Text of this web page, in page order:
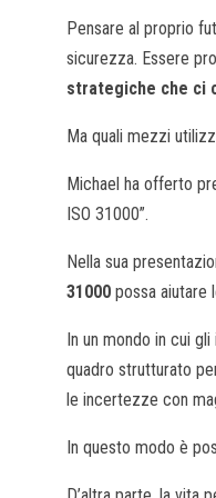
Pensare al proprio
sicurezza. Essere
strategiche che ci
Ma quali mezzi
Michael ha offerto
ISO 31000”.
Nella sua
31000 possa aiutare
In un mondo in cui
quadro strutturato
le incertezze con
In questo modo è